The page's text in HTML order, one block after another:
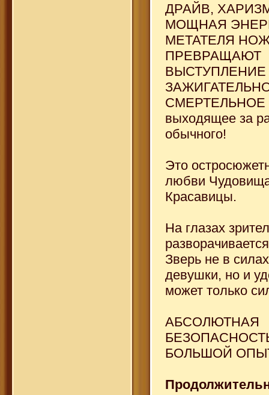
ДРАЙВ,
МОЩНАЯ
МЕТАТЕЛЯ
ПРЕВРАЩАЮТ
ВЫСТУПЛЕНИЕ
СМЕРТЕЛЬНОЕ
выходящее за
обычного!
Это
любви
Красавицы.
На глазах
Зверь не в
девушки, но и
может только
АБСОЛЮТНАЯ
БОЛЬШОЙ